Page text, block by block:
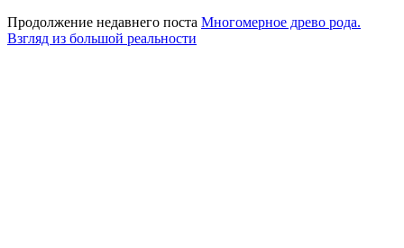
Продолжение недавнего поста Многомерное древо рода.
Взгляд из большой реальности